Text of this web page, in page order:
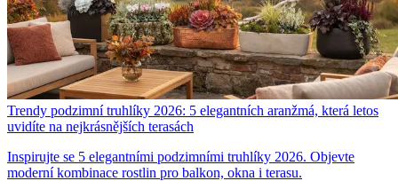
Trendy podzimní truhlíky 2026: 5 elegantních aranžmá, která letos
uvidíte na nejkrásnějších terasách
Inspirujte se 5 elegantními podzimními truhlíky 2026. Objevte
moderní kombinace rostlin pro balkon, okna i terasu.